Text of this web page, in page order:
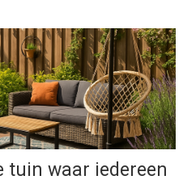
tuin waar iedereen